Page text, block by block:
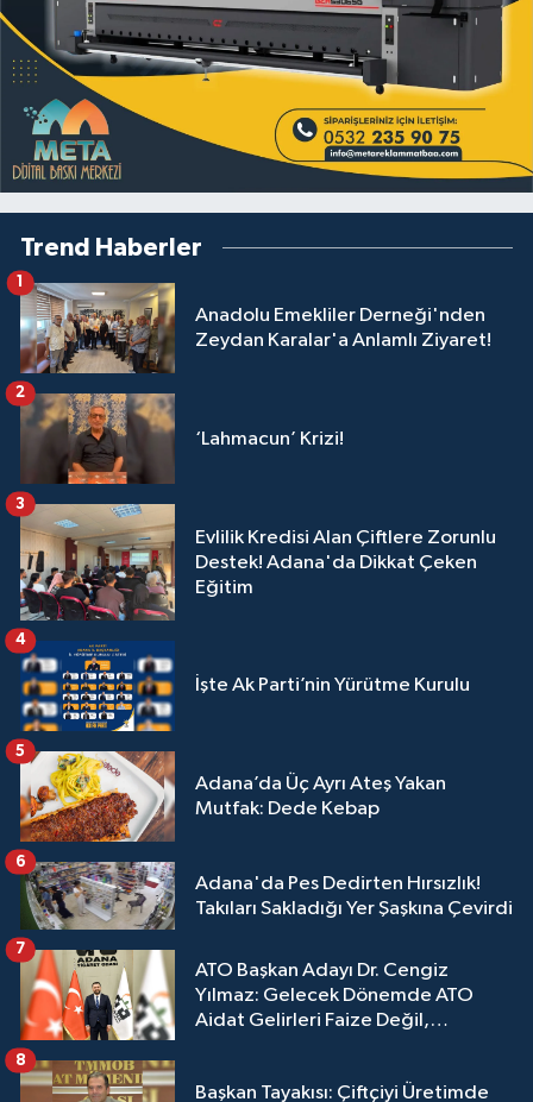
Trend Haberler
Anadolu Emekliler Derneği'nden
Zeydan Karalar'a Anlamlı Ziyaret!
1
‘Lahmacun’ Krizi!
2
Evlilik Kredisi Alan Çiftlere Zorunlu
Destek! Adana'da Dikkat Çeken
Eğitim
3
İşte Ak Parti’nin Yürütme Kurulu
4
Adana’da Üç Ayrı Ateş Yakan
Mutfak: Dede Kebap
5
Adana'da Pes Dedirten Hırsızlık!
Takıları Sakladığı Yer Şaşkına Çevirdi
6
ATO Başkan Adayı Dr. Cengiz
Yılmaz: Gelecek Dönemde ATO
Aidat Gelirleri Faize Değil,
7
Başkan Tayakısı: Çiftçiyi Üretimde
8